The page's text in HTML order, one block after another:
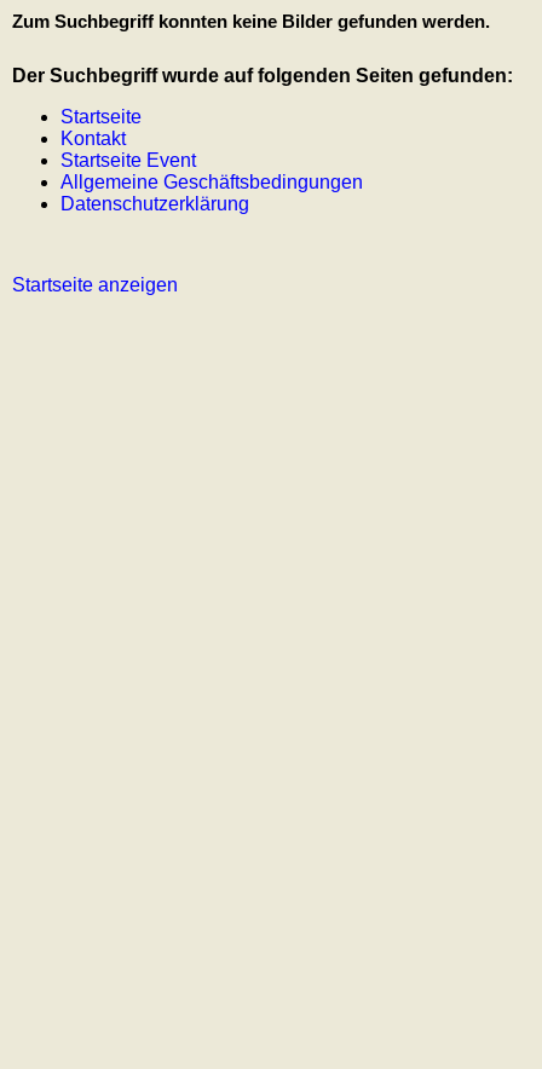
Zum Suchbegriff konnten keine Bilder gefunden werden.
Der Suchbegriff wurde auf folgenden Seiten gefunden:
Startseite
Kontakt
Startseite Event
Allgemeine Geschäftsbedingungen
Datenschutzerklärung
Startseite anzeigen